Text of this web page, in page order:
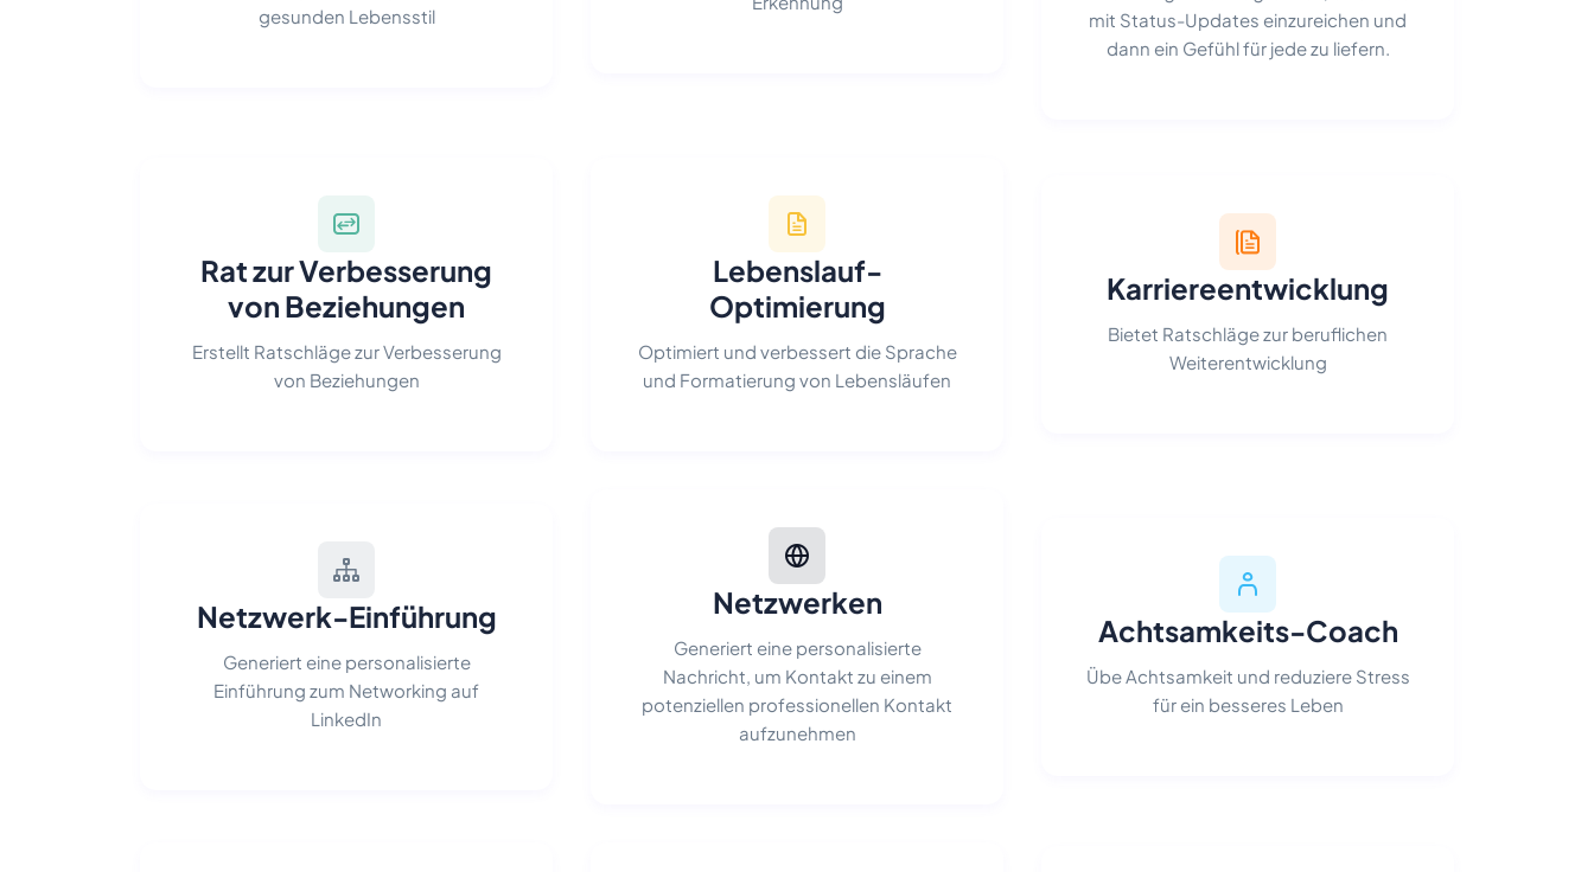
mit Status-Updates einzureichen und
dann ein Gefühl für jede zu liefern.
gesunden Lebensstil
Karriereentwicklung
Bietet Ratschläge zur beruflichen
Weiterentwicklung
Lebenslauf-
Optimierung
Optimiert und verbessert die Sprache
und Formatierung von Lebensläufen
Rat zur Verbesserung
von Beziehungen
Erstellt Ratschläge zur Verbesserung
von Beziehungen
Achtsamkeits-Coach
Übe Achtsamkeit und reduziere Stress
für ein besseres Leben
Netzwerken
Generiert eine personalisierte
Nachricht, um Kontakt zu einem
potenziellen professionellen Kontakt
aufzunehmen
Netzwerk-Einführung
Generiert eine personalisierte
Einführung zum Networking auf
LinkedIn